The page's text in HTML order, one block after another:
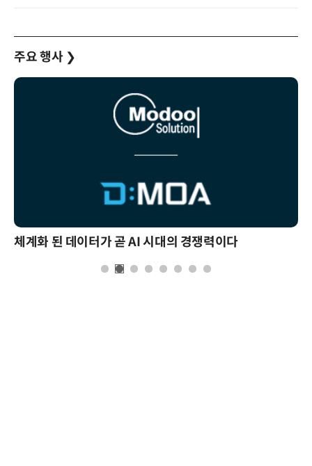
주요 행사 ❯
체계화 된 데이터가 곧 AI 시대의 경쟁력이다